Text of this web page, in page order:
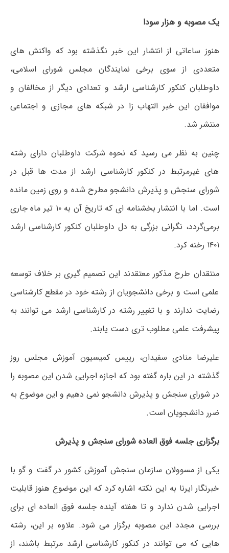
یک مصوبه و هزار سودا
هنوز ساعاتی از انتشار این خبر نگذشته بود که واکنش های
متعددی از سوی برخی نمایندگان مجلس شورای اسلامی،
داوطلبان کنکور کارشناسی ارشد و تعدادی دیگر از مخالفان و
موافقان این خبر التهاب زا در شبکه های مجازی و اجتماعی
منتشر شد.
چنین به نظر می رسید که نحوه شرکت داوطلبان دارای رشته
های غیرمرتبط در کنکور کارشناسی ارشد از مدت ها قبل در
شورای سنجش و پذیرش دانشجو مطرح شده و روی زمین مانده
است. اما با انتشار بخشنامه ای که تاریخ آن به ۱۰ تیر ماه جاری
برمی‌گردد، نگرانی بزرگی به دل داوطلبان کنکور کارشناسی ارشد
۱۴۰۱ رخنه کرد.
منتقدان طرح مذکور معتقدند این تصمیم گیری بر خلاف توسعه
علمی است و برخی دانشجویان از رشته خود در مقطع کارشناسی
رضایت ندارند و با تغییر رشته در کارشناسی ارشد می توانند به
پیشرفت علمی مطلوب تری دست یابند.
علیرضا منادی سفیدان، رییس کمیسیون آموزش مجلس روز
گذشته در این باره گفته بود که اجازه اجرایی شدن این مصوبه را
در شورای سنجش و پذیرش دانشجو نمی دهیم و این موضوع به
ضرر دانشجویان است.
برگزاری جلسه فوق العاده شورای سنجش و پذیرش
یکی از مسوولان سازمان سنجش آموزش کشور در گفت و گو با
خبرنگار ایرنا به این نکته اشاره کرد که این موضوع هنوز قابلیت
اجرایی شدن ندارد و تا هفته آینده جلسه فوق العاده ای برای
بررسی مجدد این مصوبه برگزار می شود. علاوه بر این، رشته
هایی که می توانند در کنکور کارشناسی ارشد مرتبط باشند، از